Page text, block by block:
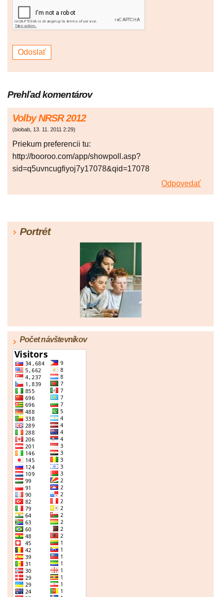
Prehľad komentárov
Volby NRSR 2012
(biobab, 13. 11. 2011 2:29)
Priekum preferencii tu:
http://booroo.com/app/showpoll.asp?
sid=q5uvncugfiyoj7y17078&qid=17078
Odpovedať
Portrét
Počet návštevníkov